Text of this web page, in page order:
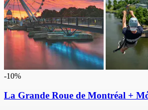
-10%
La Grande Roue de Montréal +